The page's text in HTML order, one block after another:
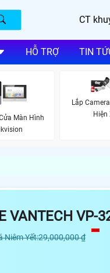
CT
HỖ TRỢ TIN
Màn Hình
Lắp
Hiện
VANTECH VP-
Niêm Yết:29,000,000 ₫